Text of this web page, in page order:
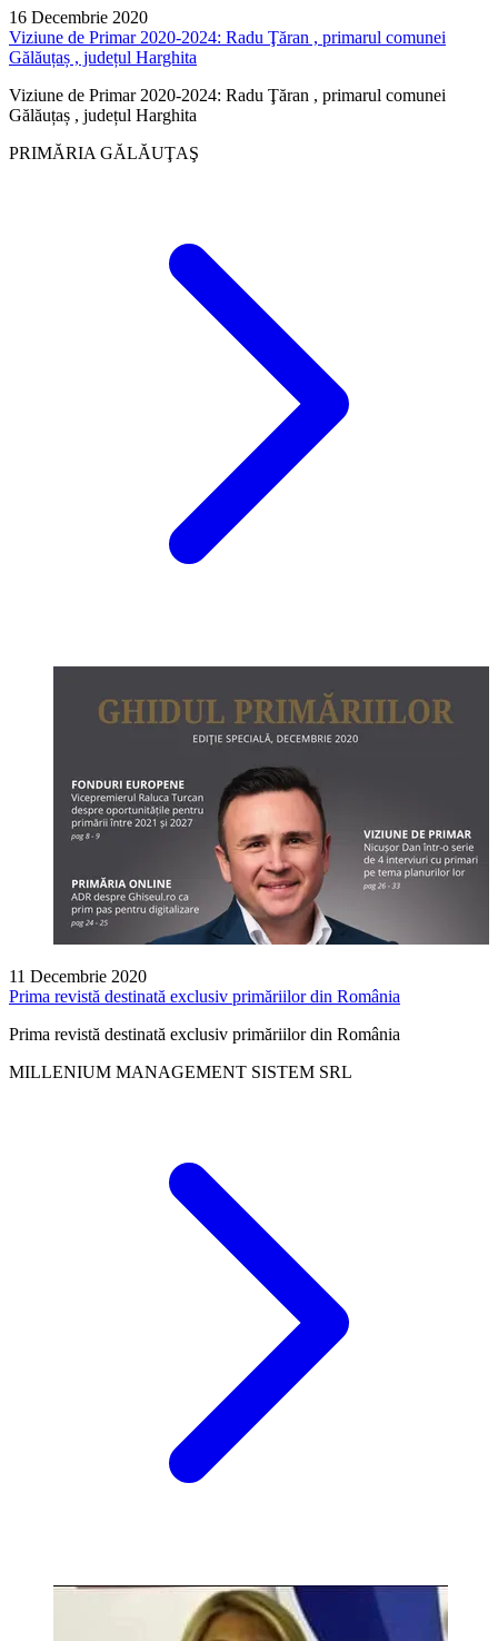
16 Decembrie 2020
Viziune de Primar 2020-2024: Radu Ţăran , primarul comunei
Gălăuțaș , județul Harghita
Viziune de Primar 2020-2024: Radu Ţăran , primarul comunei
Gălăuțaș , județul Harghita
PRIMĂRIA GĂLĂUŢAŞ
11 Decembrie 2020
Prima revistă destinată exclusiv primăriilor din România
Prima revistă destinată exclusiv primăriilor din România
MILLENIUM MANAGEMENT SISTEM SRL